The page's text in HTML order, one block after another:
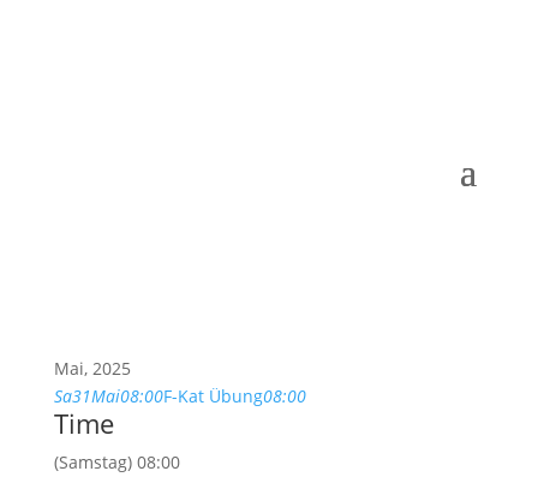
Mai, 2025
Sa31Mai08:00F-Kat Übung08:00
Time
(Samstag) 08:00